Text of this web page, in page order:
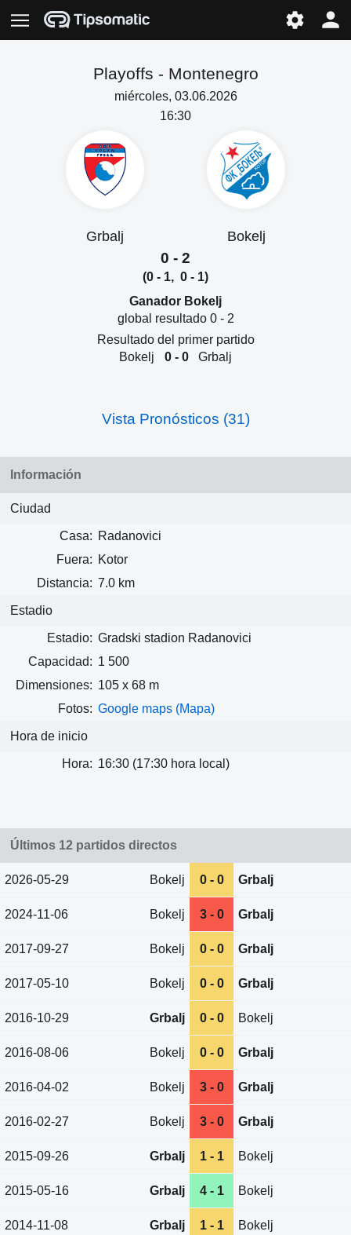
Playoffs - Montenegro
miércoles, 03.06.2026
16:30
Grbalj Bokelj
0 - 2
(0 - 1, 0 - 1)
Ganador Bokelj
global resultado 0 - 2
Resultado del primer partido
Bokelj
0 - 0 Grbalj
Vista Pronósticos (31)
Información
Ciudad
Casa: Radanovici
Fuera: Kotor
Distancia: 7.0 km
Estadio
Estadio: Gradski stadion Radanovici
Capacidad: 1 500
Dimensiones: 105 x 68 m
Fotos: Google maps (Mapa)
Hora de inicio
Hora: 16:30 (17:30 hora local)
Últimos 12 partidos directos
2026-05-29 Bokelj 0 - 0 Grbalj
2024-11-06 Bokelj 3 - 0 Grbalj
2017-09-27 Bokelj 0 - 0 Grbalj
2017-05-10 Bokelj 0 - 0 Grbalj
2016-10-29 Grbalj 0 - 0 Bokelj
2016-08-06 Bokelj 0 - 0 Grbalj
2016-04-02 Bokelj 3 - 0 Grbalj
2016-02-27 Bokelj 3 - 0 Grbalj
2015-09-26 Grbalj 1 - 1 Bokelj
2015-05-16 Grbalj 4 - 1 Bokelj
2014-11-08 Grbalj 1 - 1 Bokelj